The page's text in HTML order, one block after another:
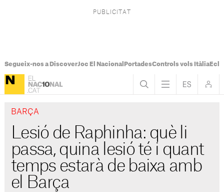
Segueix-nos a DiscoverJoc El Nacional PortadesControls vols Itàlia
BARÇA
Lesió de Raphinha: què li
passa, quina lesió té i quant
temps estarà de baixa amb
el Barça